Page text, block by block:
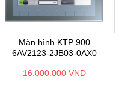
Màn hình KTP 900
6AV2123-2JB03-0AX0
16.000.000 VND